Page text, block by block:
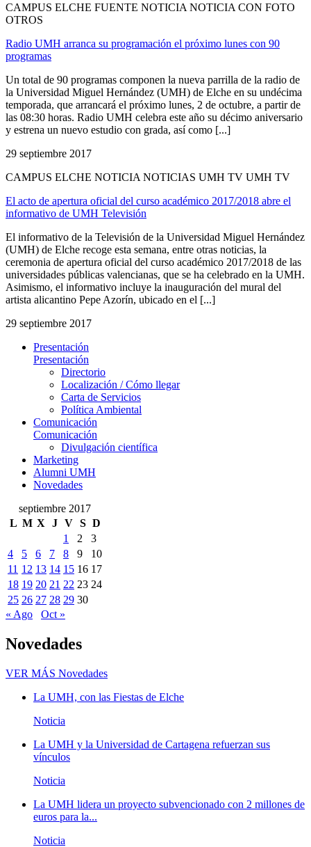
CAMPUS ELCHE FUENTE NOTICIA NOTICIA CON FOTO
OTROS
Radio UMH arranca su programación el próximo lunes con 90
programas
Un total de 90 programas componen la nueva parrilla de la radio de
la Universidad Miguel Hernández (UMH) de Elche en su undécima
temporada, que arrancará el próximo lunes, 2 de octubre, a partir de
las 08:30 horas. Radio UMH celebra este año su décimo aniversario
y estrena un nuevo estudio con grada, así como [...]
29 septiembre 2017
CAMPUS ELCHE NOTICIA NOTICIAS UMH TV UMH TV
El acto de apertura oficial del curso académico 2017/2018 abre el
informativo de UMH Televisión
El informativo de la Televisión de la Universidad Miguel Hernández
(UMH) de Elche recoge esta semana, entre otras noticias, la
ceremonia de apertura oficial del curso académico 2017/2018 de las
universidades públicas valencianas, que se ha celebrado en la UMH.
Asimismo, el informativo incluye la inauguración del mural del
artista alicantino Pepe Azorín, ubicado en el [...]
29 septiembre 2017
Presentación
Presentación
Directorio
Localización / Cómo llegar
Carta de Servicios
Política Ambiental
Comunicación
Comunicación
Divulgación científica
Marketing
Alumni UMH
Novedades
septiembre 2017
L M X J V S D
1
2
3
4
5 6 7 8 9
10
11 12 13 14 15 16 17
18 19 20 21 22 23 24
25 26 27 28 29 30
« Ago
Oct »
Novedades
VER MÁS Novedades
La UMH, con las Fiestas de Elche
Noticia
La UMH y la Universidad de Cartagena refuerzan sus
vínculos
Noticia
La UMH lidera un proyecto subvencionado con 2 millones de
euros para la...
Noticia